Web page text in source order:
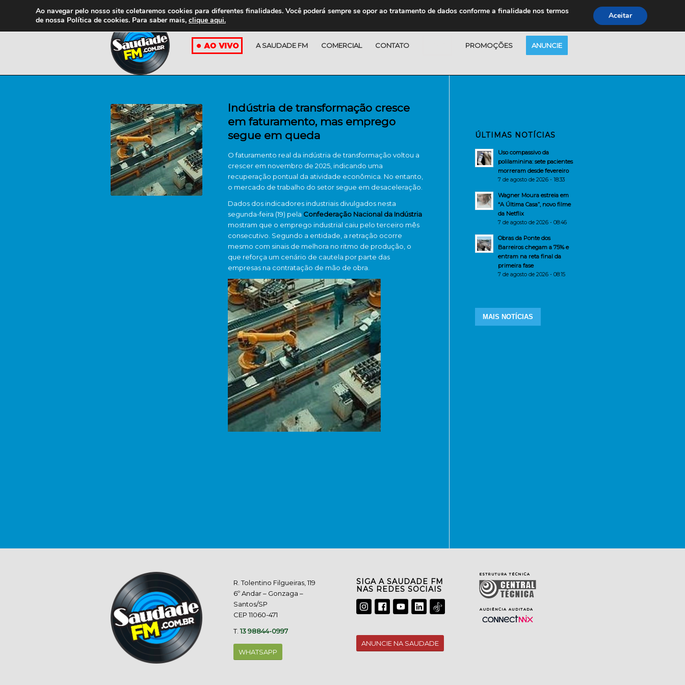
A SAUDADE FM COMERCIAL CONTATO PROMOÇÕES ANUNCIE
Indústria de transformação cresce
em faturamento, mas emprego
segue em queda
O faturamento real da indústria de transformação voltou a
crescer em novembro de 2025, indicando uma
recuperação pontual da atividade econômica. No entanto,
o mercado de trabalho do setor segue em desaceleração.
Dados dos indicadores industriais divulgados nesta
segunda-feira (19) pela Confederação Nacional da Indústria
mostram que o emprego industrial caiu pelo terceiro mês
consecutivo. Segundo a entidade, a retração ocorre
mesmo com sinais de melhora no ritmo de produção, o
que reforça um cenário de cautela por parte das
empresas na contratação de mão de obra.
ÚLTIMAS NOTÍCIAS
Uso compassivo da
polilaminina: sete pacientes
morreram desde fevereiro
7 de agosto de 2026 - 18:33
Wagner Moura estreia em
“A Última Casa”, novo filme
da Netflix
7 de agosto de 2026 - 08:46
Obras da Ponte dos
Barreiros chegam a 75% e
entram na reta final da
primeira fase
7 de agosto de 2026 - 08:15
MAIS NOTÍCIAS
R. Tolentino Filgueiras, 119
6º Andar – Gonzaga –
Santos/SP
CEP 11060-471
T.13 98844-0997
WHATSAPP
SIGA A SAUDADE FM
NAS REDES SOCIAIS
ANUNCIE NA SAUDADE
Ao navegar pelo nosso site coletaremos cookies para diferentes finalidades. Você poderá sempre se opor ao tratamento de dados conforme a finalidade nos termos
de nossa Política de cookies. Para saber mais, clique aqui. Aceitar